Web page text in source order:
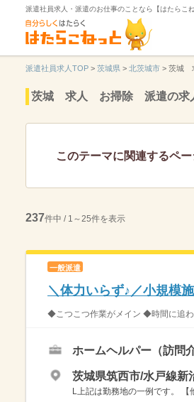
派遣社員求人・派遣のお仕事のことなら【はたらこね
派遣社員求人TOP > 茨城県 > 北茨城市 > 茨城
茨城 求人 お掃除 派遣の求
このテーマに関連するペ
237件中 / 1～25件を表示
一般派遣
＼体力いらず♪／小規模
◆こつこつ作業がメイン ◆時間に追
ホームヘルパー（訪問
茨城県筑西市/水戸線新
L上記は勤務地の一例です。